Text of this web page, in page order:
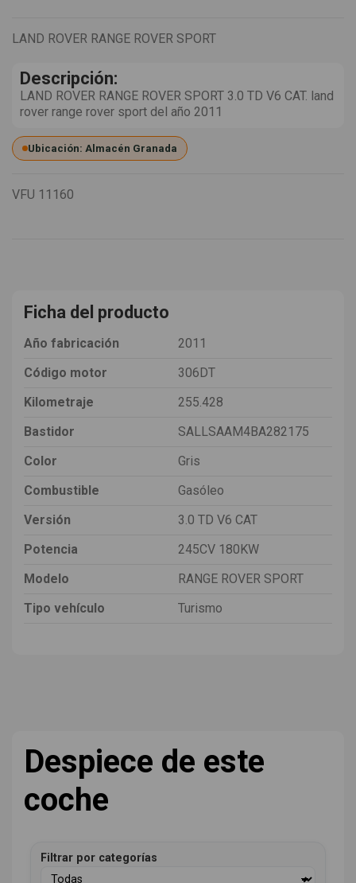
LAND ROVER RANGE ROVER SPORT
Descripción:
LAND ROVER RANGE ROVER SPORT 3.0 TD V6 CAT. land
rover range rover sport del año 2011
Ubicación: Almacén Granada
VFU 11160
Ficha del producto
Año fabricación
2011
Código motor
306DT
Kilometraje
255.428
Bastidor
SALLSAAM4BA282175
Color
Gris
Combustible
Gasóleo
Versión
3.0 TD V6 CAT
Potencia
245CV 180KW
Modelo
RANGE ROVER SPORT
Tipo vehículo
Turismo
Despiece de este
coche
Filtrar por categorías